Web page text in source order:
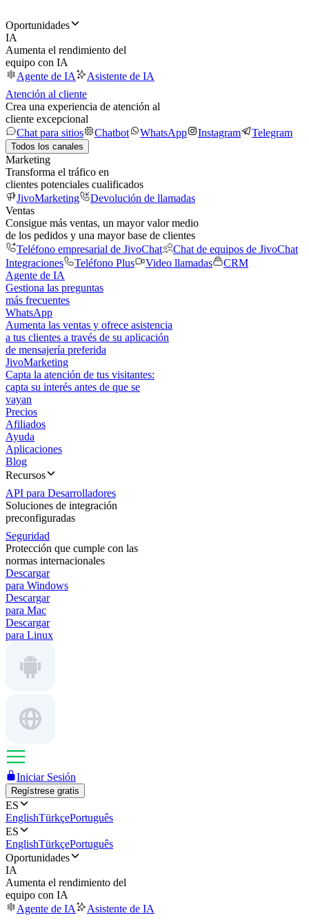
Oportunidades
IA
Aumenta el rendimiento del
equipo con IA
Agente de IA
Asistente de IA
Atención al cliente
Crea una experiencia de atención al
cliente excepcional
Chat para sitios
Chatbot WhatsApp Instagram Telegram
Todos los canales
Marketing
Transforma el tráfico en
clientes potenciales cualificados
JivoMarketing
Devolución de llamadas
Ventas
Consigue más ventas, un mayor valor medio
de los pedidos y una mayor base de clientes
Teléfono empresarial de JivoChat
Chat de equipos de JivoChat
Integraciones
Teléfono Plus Video llamadas
CRM
Agente de IA
Gestiona las preguntas
más frecuentes
WhatsApp
Aumenta las ventas y ofrece asistencia
a tus clientes a través de su aplicación
de mensajería preferida
JivoMarketing
Capta la atención de tus visitantes:
capta su interés antes de que se
vayan
Precios
Afiliados
Ayuda
Aplicaciones
Blog
Recursos
API para Desarrolladores
Soluciones de integración
preconfiguradas
Seguridad
Protección que cumple con las
normas internacionales
Descargar
para Windows
Descargar
para Mac
Descargar
para Linux
Iniciar Sesión
Regístrese gratis
ES
EnglishTürkçePortuguês
ES
EnglishTürkçePortuguês
Oportunidades
IA
Aumenta el rendimiento del
equipo con IA
Agente de IA
Asistente de IA